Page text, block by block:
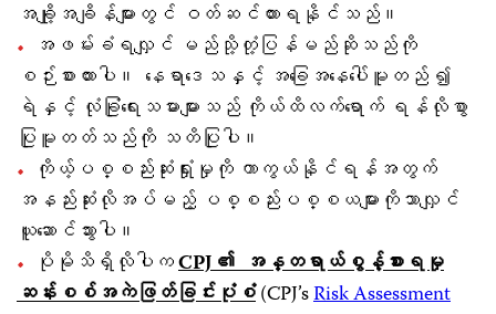
အချို့အချိန်များတွင် ဝတ်ဆင်ထားရနိုင်သည်။
အဖမ်းခံရလျှင် မည်သို့တုံ့ပြန်မည်ဆိုသည်ကို
စဉ်းစားထားပါ။ နေရာဒေသနှင့် အခြေအနေပေါ်မူတည် ၍
ရဲနှင့် လုံခြုံရေးသမားများသည် ကိုယ်ထိလက်ရောက် ရန်လိုစွာ
ပြုမူတတ်သည်ကို သတိပြုပါ။
ကိုယ့်ပစ္စည်းဆုံးရှုံးမှုကို ကာကွယ်နိုင်ရန်အတွက်
အနည်းဆုံးလိုအပ်မည့် ပစ္စည်းပစ္စယများကိုသာလျှင်
ယူဆောင်သွားပါ။
ပိုမိုသိရှိလိုပါကCPJ၏ အန္တရာယ်စွန့်စားရမှု
ဆန်းစစ်အကဲဖြတ်ခြင်းပုံစံ(CPJ’sRisk Assessment